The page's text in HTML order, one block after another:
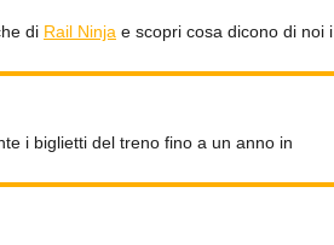
di Rail Ninja e scopri cosa dicono di noi i
i biglietti del treno fino a un anno in